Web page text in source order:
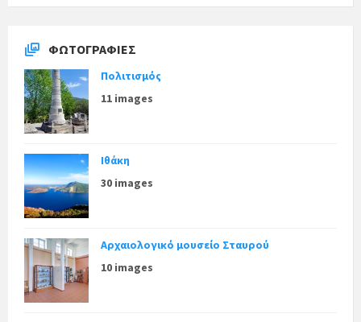
ΦΩΤΟΓΡΑΦΊΕΣ
Πολιτισμός
11 images
Ιθάκη
30 images
Αρχαιολογικό μουσείο Σταυρού
10 images